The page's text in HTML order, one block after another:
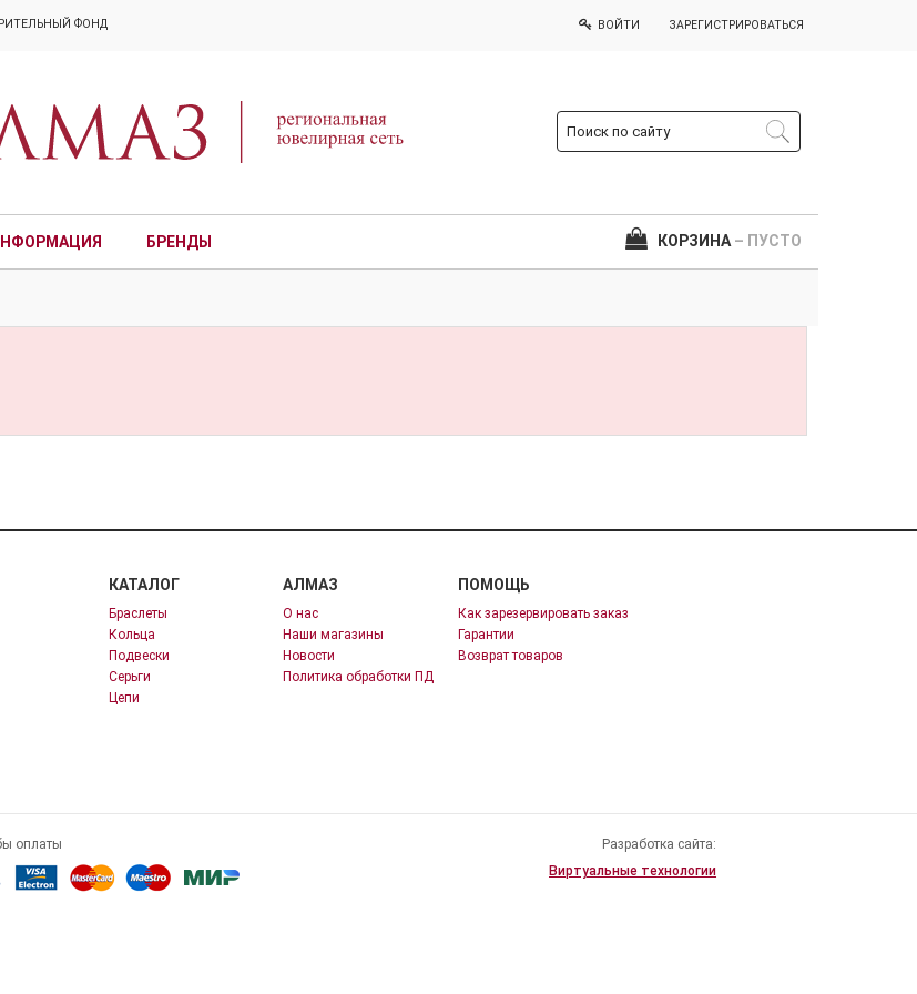
ФОНД ВОЙТИ ЗАРЕГИСТРИРОВАТЬСЯ
БРЕНДЫ КОРЗИНА – ПУСТО
КАТАЛОГ
Браслеты
Кольца
Подвески
Серьги
Цепи
АЛМАЗ
О нас
Наши магазины
Новости
Политика обработки ПД
ПОМОЩЬ
Как зарезервировать заказ
Гарантии
Возврат товаров
оплаты
Разработка сайта:
Виртуальные технологии